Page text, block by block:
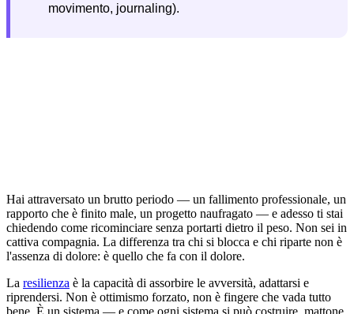
movimento, journaling).
Hai attraversato un brutto periodo — un fallimento professionale, un
rapporto che è finito male, un progetto naufragato — e adesso ti stai
chiedendo come ricominciare senza portarti dietro il peso. Non sei in
cattiva compagnia. La differenza tra chi si blocca e chi riparte non è
l'assenza di dolore: è quello che fa con il dolore.
La resilienza è la capacità di assorbire le avversità, adattarsi e
riprendersi. Non è ottimismo forzato, non è fingere che vada tutto
bene. È un sistema — e come ogni sistema si può costruire, mattone